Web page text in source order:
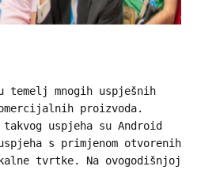
temelj mnogih uspješnih
proizvoda.
uspjeha su Android
s primjenom otvorenih
tvrtke. Na ovogodišnjoj